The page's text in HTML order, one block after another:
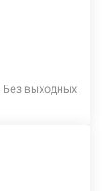
выходных